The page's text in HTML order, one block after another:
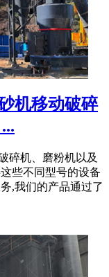
机移动破碎
碎机、磨粉机以及
些不同型号的设备
,我们的产品通过了